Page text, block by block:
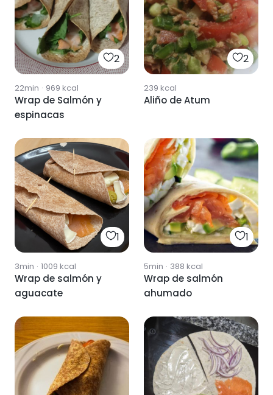
2
22min · 969 kcal
Wrap de Salmón y
espinacas
2
239 kcal
Aliño de Atum
1
3min · 1009 kcal
Wrap de salmón y
aguacate
1
5min · 388 kcal
Wrap de salmón
ahumado